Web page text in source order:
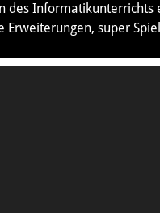
des Informatikunterrichts
Erweiterungen, super